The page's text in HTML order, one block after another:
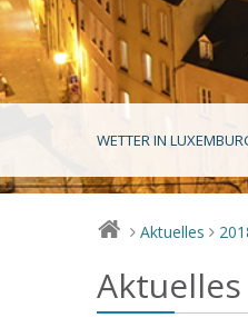
WETTER IN
> Aktuelles >
Aktuelles